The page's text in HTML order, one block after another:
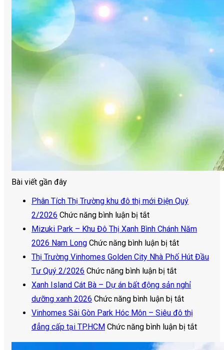
Bài viết gần đây
Phân Tích Thị Trường khu đô thị mới Điện Quý
2/2026 Chức năng bình luận bị tắtở
Phân
Tích
Thị
Trường
khu
đô
thị
mới
Điện
Mizuki Park – Khu Đô Thị Xanh Bình Chánh Năm
2026 Nam Long Chức năng bình luận bị tắtở
Mizuki
–
Khu
Đô
Thị
Thị Trường Vinhomes Golden City Nhà Phố Hút Đầu
Tư Quý 2/2026 Chức năng bình luận bị tắtở
Thị
Trường
Vinhomes
Golden
Xanh Island Cát Bà – Dự án bất động sản nghỉ
dưỡng xanh 2026 Chức năng bình luận bị tắtở
Xanh
Island
Vinhomes Sài Gòn Park Hóc Môn – Siêu đô thị
đẳng cấp tại TP.HCM Chức năng bình luận bị tắtở